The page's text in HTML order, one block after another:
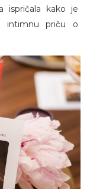
ispričala kako je
intimnu priču o